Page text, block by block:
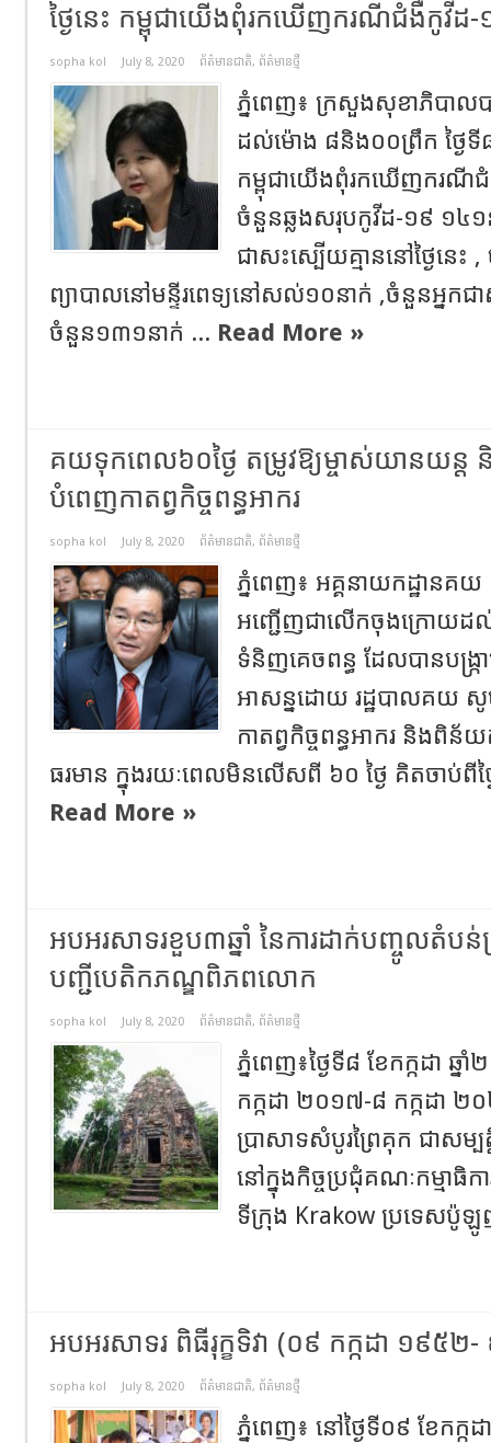
ថ្ងៃនេះ កម្ពុជាយេីងពុំរកឃេីញករណីជំងឺកូវីដ-
sopha kol July 8, 2020 ព័ត៌មានជាតិ, ព័ត៌មានថ្មី
ភ្នំពេញ៖ ក្រសួងសុខាភិបាល
ដល់ម៉ោង​ ៨និង០០ព្រឹក​ ថ្ងៃទី​
កម្ពុជាយេីងពុំរកឃេីញករណីជំ
ចំនួនឆ្លងសរុបកូវីដ-១៩​ ១៤១
ជាសះស្បេីយគ្មាន​នៅថ្ងៃនេ
ព្យាបាលនៅមន្ទីរពេទ្យនៅសល់១០នាក់​ ,ចំនួនអ្នក
ចំនួន១៣១នាក់​ ... Read More »
គយទុកពេល៦០ថ្ងៃ តម្រូវឱ្យម្ចាស់យានយន្ត
បំពេញកាតព្វកិច្ចពន្ធអាករ
sopha kol July 8, 2020 ព័ត៌មានជាតិ, ព័ត៌មានថ្មី
ភ្នំពេញ៖ អគ្គនាយកដ្ឋានគយ
អញ្ជើញជាលើកចុងក្រោយដ
ទំនិញគេចពន្ធ ដែលបានបង្ក្
អាសន្នដោយ រដ្ឋបាលគយ
កាតព្វកិច្ចពន្ធអាករ និងពិន័
ធរមាន ក្នុងរយៈពេលមិនលើសពី ៦០ ថ្ងៃ គិតចាប់
Read More »
អបអរសាទរខួប៣ឆ្នាំ នៃការដាក់បញ្ចូលតំបន់
បញ្ជីបេតិកភណ្ឌពិភពលោក
sopha kol July 8, 2020 ព័ត៌មានជាតិ, ព័ត៌មានថ្មី
ភ្នំពេញ​៖ថ្ងៃទី៨ ខែកក្កដា ឆ្
កក្កដា ២០១៧-៨ កក្កដា ២
ប្រាសាទសំបូរព្រៃគុក ជាស
នៅ​ក្នុង​កិច្ច​ប្រជុំ​គណៈកម្មា
ទី​ក្រុង Krakow ប្រទេស​ប៉ូ
អបអរសាទរ ពិធីរុក្ខទិវា (០៩ កក្កដា ១៩៥២
sopha kol July 8, 2020 ព័ត៌មានជាតិ, ព័ត៌មានថ្មី
ភ្នំពេញ៖ នៅថ្ងៃទី០៩ ខែកក្កដ